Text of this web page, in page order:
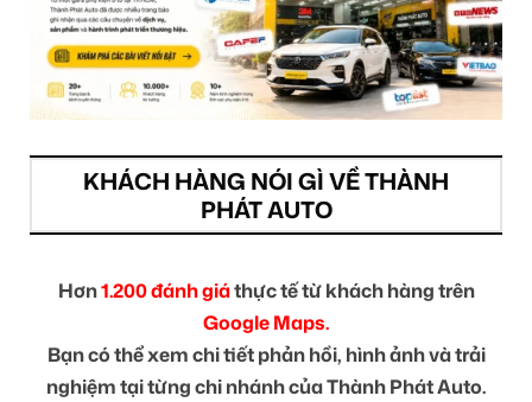
KHÁCH HÀNG NÓI GÌ VỀ THÀNH
PHÁT AUTO
Hơn1.200 đánh giáthực tế từ khách hàng trên
Google Maps.
Bạn có thể xem chi tiết phản hồi, hình ảnh và trải
nghiệm tại từng chi nhánh của Thành Phát Auto.